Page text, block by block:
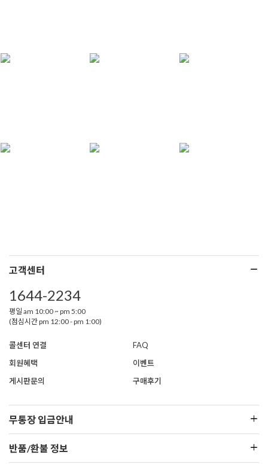
고객센터
1644-2234
평일 am 10:00 ~ pm 5:00
(점심시간 pm 12:00 - pm 1:00)
콜센터 연결
FAQ
회원혜택
이벤트
게시판문의
구매후기
무통장 입금안내
반품/환불 정보